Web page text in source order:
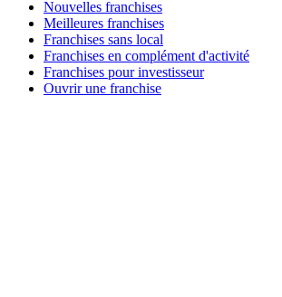
Nouvelles franchises
Meilleures franchises
Franchises sans local
Franchises en complément d'activité
Franchises pour investisseur
Ouvrir une franchise